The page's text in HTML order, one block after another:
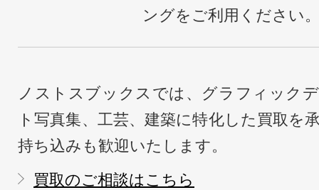
ングをご利用ください
ノストスブックスでは、グラフィック
ト写真集、工芸、建築に特化した買取を
持ち込みも歓迎いたします。
買取のご相談はこちら